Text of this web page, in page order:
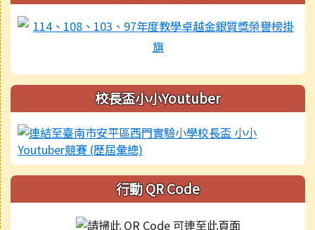
校長盃小小Youtuber
行動 QR Code